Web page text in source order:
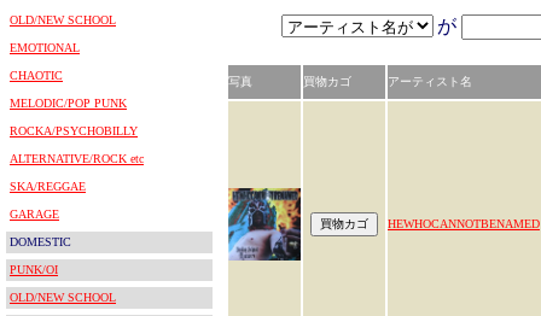
OLD/NEW SCHOOL
EMOTIONAL
CHAOTIC
MELODIC/POP PUNK
ROCKA/PSYCHOBILLY
ALTERNATIVE/ROCK etc
SKA/REGGAE
GARAGE
DOMESTIC
PUNK/OI
OLD/NEW SCHOOL
が
写真 買物カゴ アーティスト名
HEWHOCANNOTBENAMED